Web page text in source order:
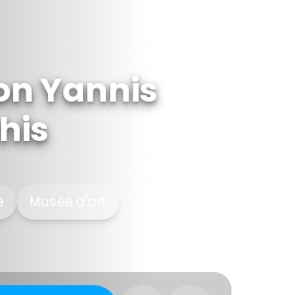
Yannis
Musée d'art